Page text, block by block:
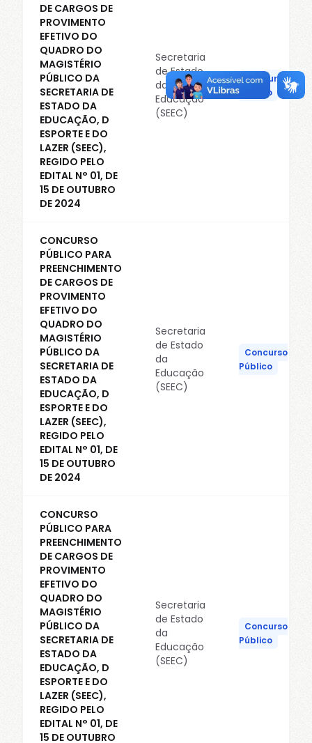
Configurações avançadas de cookies
Para mais informações sobre como utilizamos os cookies, veja
nossa política de cookies
Cookies obrigatórios para o
funcionamento do site.
Cookies de personalização.
Cookies de terceiros.
Cancelar
DE CARGOS DE
PROVIMENTO
EFETIVO DO
QUADRO DO
MAGISTÉRIO
PÚBLICO DA
SECRETARIA DE
ESTADO DA
EDUCAÇÃO, D
ESPORTE E DO
LAZER (SEEC),
REGIDO PELO
EDITAL N° 01, DE
15 DE OUTUBRO
DE 2024
Secretaria
de Estado
da
Educação
(SEEC)
Concurso
Público
CONCURSO
PÚBLICO PARA
PREENCHIMENTO
DE CARGOS DE
PROVIMENTO
EFETIVO DO
QUADRO DO
MAGISTÉRIO
PÚBLICO DA
SECRETARIA DE
ESTADO DA
EDUCAÇÃO, D
ESPORTE E DO
LAZER (SEEC),
REGIDO PELO
EDITAL N° 01, DE
15 DE OUTUBRO
DE 2024
Secretaria
de Estado
da
Educação
(SEEC)
Concurso
Público
CONCURSO
PÚBLICO PARA
PREENCHIMENTO
DE CARGOS DE
PROVIMENTO
EFETIVO DO
QUADRO DO
MAGISTÉRIO
PÚBLICO DA
SECRETARIA DE
ESTADO DA
EDUCAÇÃO, D
ESPORTE E DO
LAZER (SEEC),
REGIDO PELO
EDITAL N° 01, DE
15 DE OUTUBRO
Secretaria
de Estado
da
Educação
(SEEC)
Concurso
Público